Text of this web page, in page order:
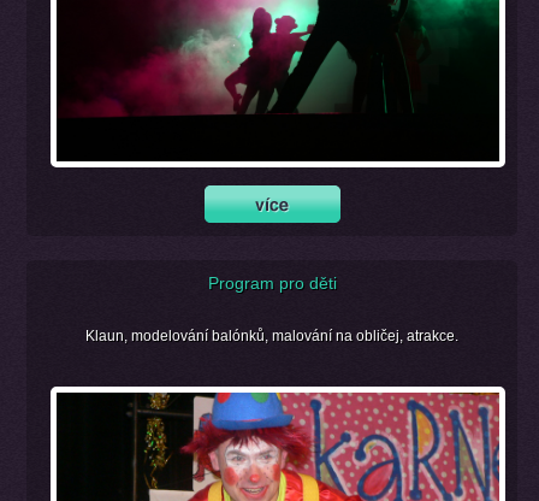
Program pro děti
Klaun, modelování balónků, malování na obličej, atrakce.